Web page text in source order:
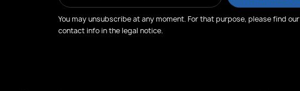
You may unsubscribe at any moment. For that purpose, please find our
contact info in the legal notice.